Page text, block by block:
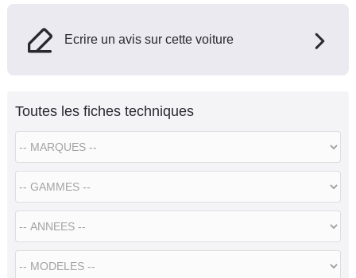
Ecrire un avis sur cette voiture
Toutes les fiches techniques